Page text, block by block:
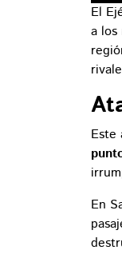
El
a los
Este
En